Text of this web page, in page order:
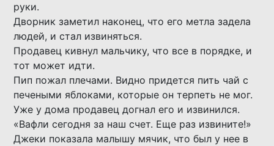
руки.
Дворник заметил наконец, что его метла задела
людей, и стал извиняться.
Продавец кивнул мальчику, что все в порядке, и
тот может идти.
Пип пожал плечами. Видно придется пить чай с
печеными яблоками, которые он терпеть не мог.
Уже у дома продавец догнал его и извинился.
«Вафли сегодня за наш счет. Еще раз извините!»
Джеки показала малышу мячик, что был у нее в